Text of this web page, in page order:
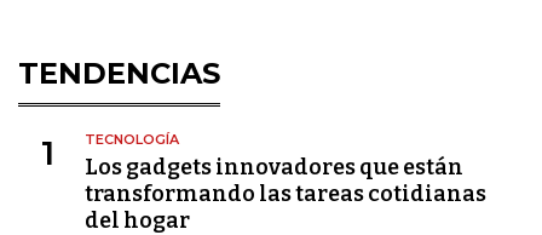
TENDENCIAS
1 TECNOLOGÍA
Los gadgets innovadores que están
transformando las tareas cotidianas
del hogar